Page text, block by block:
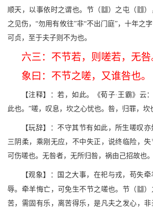
顺天，以事依时之谓也。节（N）之屯（e）
之见伤，“勿用有攸往”非“不出门庭”，十年之
可贞，至于夫子则不为也。
六三：不节若，则嗟若，无咎
象曰：不节之嗟，又谁咎也。
【注释】：若，如此。《荀子·王霸》云
此也。”嗟，叹息，坎之心忧也。咎，归罪，坎
【玩辞】：不守其节有如此，所生嗟叹
三阴柔，乘刚无应，不中失正，说终临险，失
可伤嗟也。无咎者，无所归咎，祸由己招故也。
【观象】：国之大事，在祀与戎，苟失
辱。牵羊悔亡，可免生不节之嗟也。节（N）
苦，需固有乐，离苦得乐，是凡夫之发心，